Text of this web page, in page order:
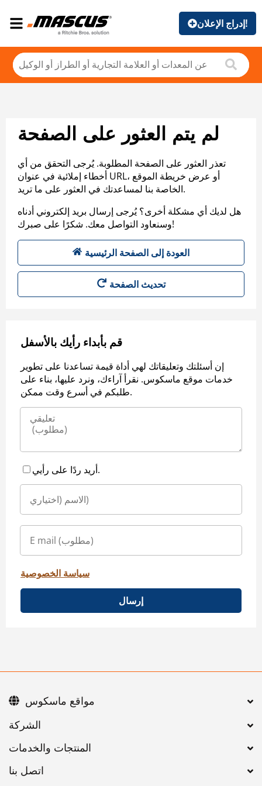
إدراج الإعلان!
لم يتم العثور على الصفحة
تعذر العثور على الصفحة المطلوبة. يُرجى التحقق من أي
أخطاء إملائية في عنوان URL، أو عرض خريطة الموقع
الخاصة بنا لمساعدتك في العثور على ما تريد.
هل لديك أي مشكلة أخرى؟ يُرجى إرسال بريد إلكتروني أدناه
وسنعاود التواصل معك. شكرًا على صبرك!
العودة إلى الصفحة الرئيسية
تحديث الصفحة
قم بأبداء رأيك بالأسفل
إن أسئلتك وتعليقاتك لهي أداة قيمة تساعدنا على تطوير
خدمات موقع ماسكوس. نقرأ آراءك، ونرد عليها، بناء على
طلبكم في أسرع وقت ممكن.
أريد ردًا على رأيي.
سياسة الخصوصية
إرسال
اتصل بنا
مواقع ماسكوس